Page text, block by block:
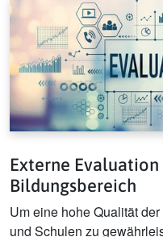
Externe
Bildungsbereich
Um eine hohe Qualität
und Schulen zu